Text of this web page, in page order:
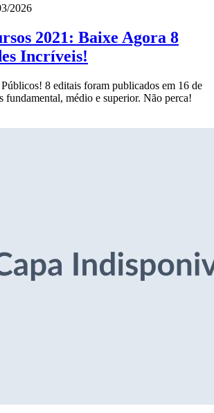
2026
2021: Baixe Agora 8
Incríveis!
8 editais foram publicados em 16 de
médio e superior. Não perca!